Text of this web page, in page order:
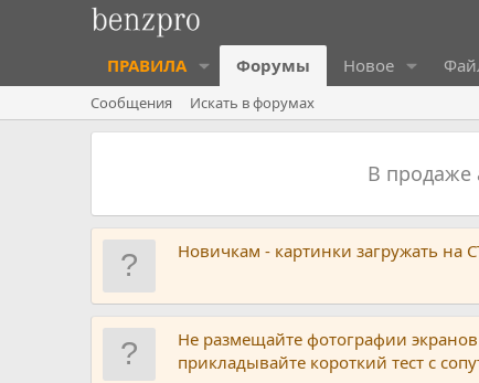
ПРАВИЛА Форумы Новое
Сообщения Искать в форумах
В продаже
Новичкам - картинки загружать
Не размещайте фотографии
прикладывайте короткий тест с